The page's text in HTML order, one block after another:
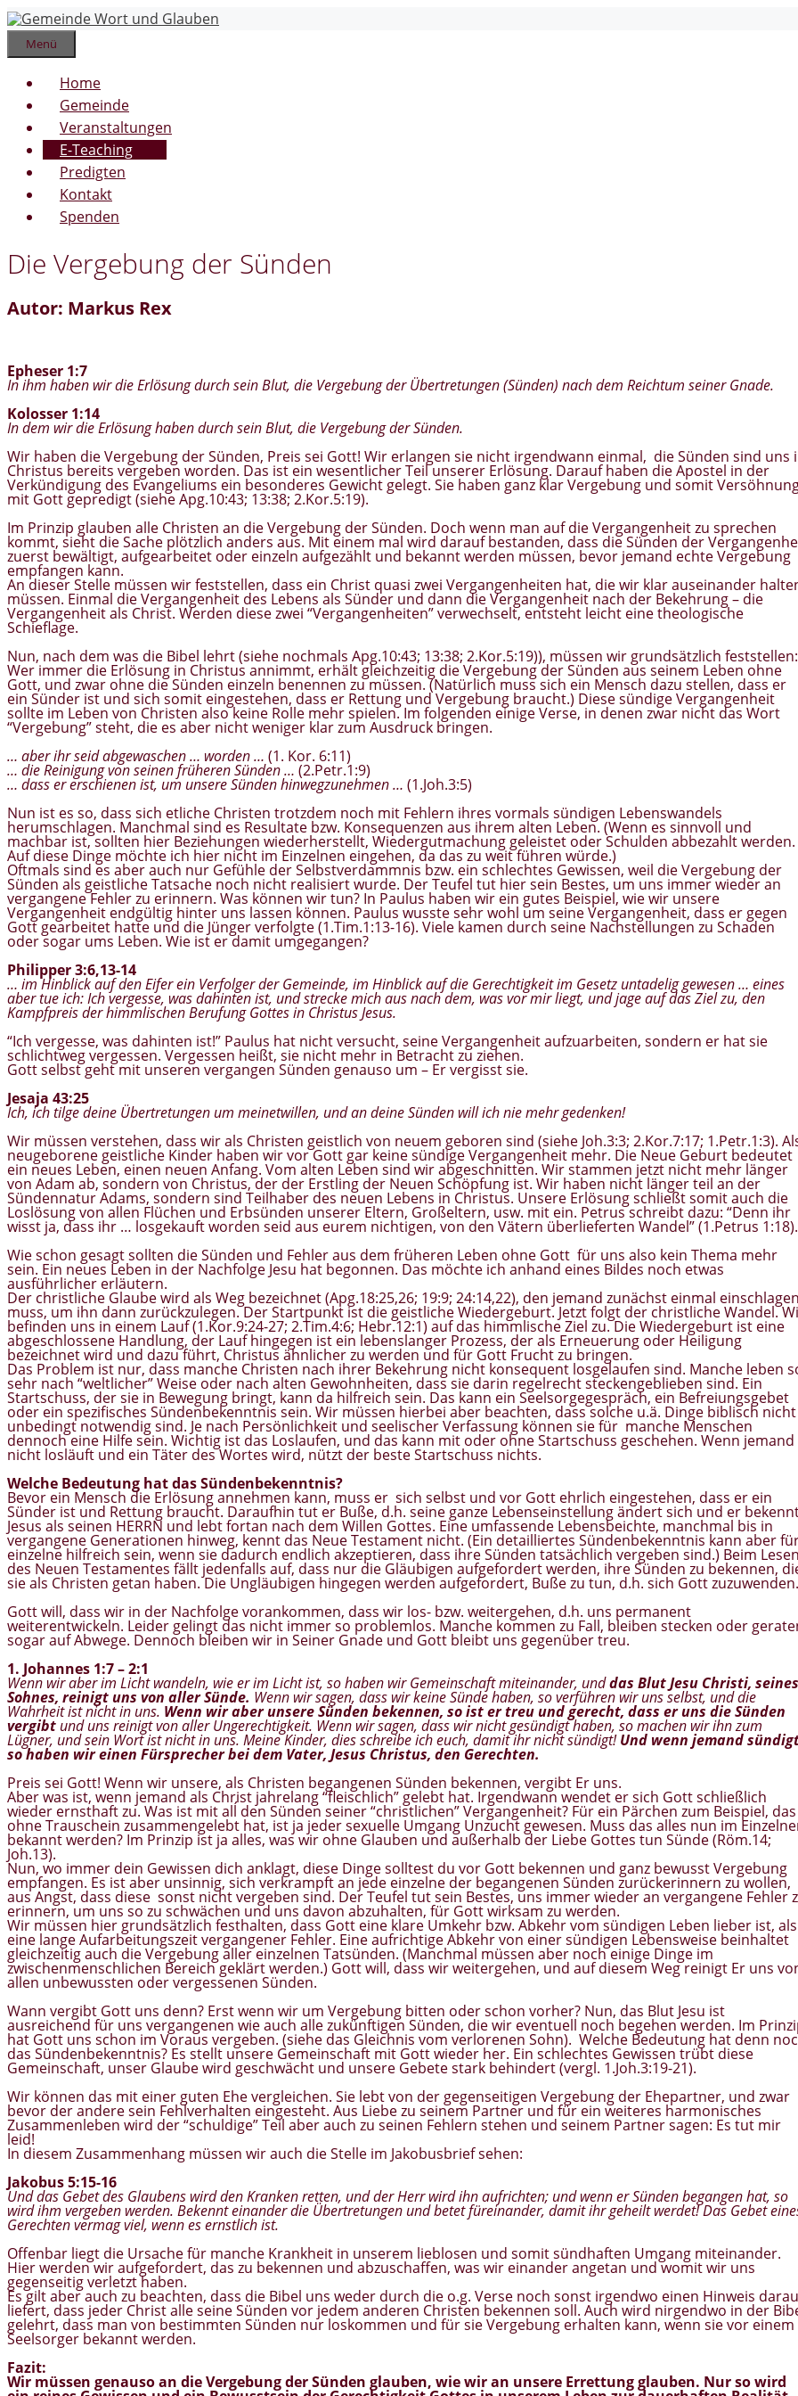
Zum
Inhalt
springen
Menü
Home
Gemeinde
Veranstaltungen
E-Teaching
Predigten
Kontakt
Spenden
Die Vergebung der Sünden
Autor: Markus Rex
Epheser 1:7
In ihm haben wir die Erlösung durch sein Blut, die Vergebung der Übertretungen (Sünden) nach dem Reichtum seiner Gnade.
Kolosser 1:14
In dem wir die Erlösung haben durch sein Blut, die Vergebung der Sünden.
Wir haben die Vergebung der Sünden, Preis sei Gott! Wir erlangen sie nicht irgendwann einmal, die Sünden sind uns
Christus bereits vergeben worden. Das ist ein wesentlicher Teil unserer Erlösung. Darauf haben die Apostel in der
Verkündigung des Evangeliums ein besonderes Gewicht gelegt. Sie haben ganz klar Vergebung und somit
mit Gott gepredigt (siehe Apg.10:43; 13:38; 2.Kor.5:19).
Im Prinzip glauben alle Christen an die Vergebung der Sünden. Doch wenn man auf die Vergangenheit zu sprechen
kommt, sieht die Sache plötzlich anders aus. Mit einem mal wird darauf bestanden, dass die Sünden der
zuerst bewältigt, aufgearbeitet oder einzeln aufgezählt und bekannt werden müssen, bevor jemand echte Vergebung
empfangen kann.
An dieser Stelle müssen wir feststellen, dass ein Christ quasi zwei Vergangenheiten hat, die wir klar auseinander
müssen. Einmal die Vergangenheit des Lebens als Sünder und dann die Vergangenheit nach der Bekehrung – die
Vergangenheit als Christ. Werden diese zwei “Vergangenheiten” verwechselt, entsteht leicht eine theologische
Schieflage.
Nun, nach dem was die Bibel lehrt (siehe nochmals Apg.10:43; 13:38; 2.Kor.5:19)), müssen wir grundsätzlich feststellen:
Wer immer die Erlösung in Christus annimmt, erhält gleichzeitig die Vergebung der Sünden aus seinem Leben ohne
Gott, und zwar ohne die Sünden einzeln benennen zu müssen. (Natürlich muss sich ein Mensch dazu stellen, dass er
ein Sünder ist und sich somit eingestehen, dass er Rettung und Vergebung braucht.) Diese sündige Vergangenheit
sollte im Leben von Christen also keine Rolle mehr spielen. Im folgenden einige Verse, in denen zwar nicht das Wort
“Vergebung” steht, die es aber nicht weniger klar zum Ausdruck bringen.
… aber ihr seid abgewaschen … worden … (1. Kor. 6:11)
… die Reinigung von seinen früheren Sünden … (2.Petr.1:9)
… dass er erschienen ist, um unsere Sünden hinwegzunehmen … (1.Joh.3:5)
Nun ist es so, dass sich etliche Christen trotzdem noch mit Fehlern ihres vormals sündigen Lebenswandels
herumschlagen. Manchmal sind es Resultate bzw. Konsequenzen aus ihrem alten Leben. (Wenn es sinnvoll und
machbar ist, sollten hier Beziehungen wiederherstellt, Wiedergutmachung geleistet oder Schulden abbezahlt werden.
Auf diese Dinge möchte ich hier nicht im Einzelnen eingehen, da das zu weit führen würde.)
Oftmals sind es aber auch nur Gefühle der Selbstverdammnis bzw. ein schlechtes Gewissen, weil die Vergebung der
Sünden als geistliche Tatsache noch nicht realisiert wurde. Der Teufel tut hier sein Bestes, um uns immer wieder an
vergangene Fehler zu erinnern. Was können wir tun? In Paulus haben wir ein gutes Beispiel, wie wir unsere
Vergangenheit endgültig hinter uns lassen können. Paulus wusste sehr wohl um seine Vergangenheit, dass er gegen
Gott gearbeitet hatte und die Jünger verfolgte (1.Tim.1:13-16). Viele kamen durch seine Nachstellungen zu Schaden
oder sogar ums Leben. Wie ist er damit umgegangen?
Philipper 3:6,13-14
… im Hinblick auf den Eifer ein Verfolger der Gemeinde, im Hinblick auf die Gerechtigkeit im Gesetz untadelig gewesen … eines
aber tue ich: Ich vergesse, was dahinten ist, und strecke mich aus nach dem, was vor mir liegt, und jage auf das Ziel zu, den
Kampfpreis der himmlischen Berufung Gottes in Christus Jesus.
“Ich vergesse, was dahinten ist!” Paulus hat nicht versucht, seine Vergangenheit aufzuarbeiten, sondern er hat sie
schlichtweg vergessen. Vergessen heißt, sie nicht mehr in Betracht zu ziehen.
Gott selbst geht mit unseren vergangen Sünden genauso um – Er vergisst sie.
Jesaja 43:25
Ich, ich tilge deine Übertretungen um meinetwillen, und an deine Sünden will ich nie mehr gedenken!
Wir müssen verstehen, dass wir als Christen geistlich von neuem geboren sind (siehe Joh.3:3; 2.Kor.7:17; 1.Petr.1:3).
neugeborene geistliche Kinder haben wir vor Gott gar keine sündige Vergangenheit mehr. Die Neue Geburt bedeutet
ein neues Leben, einen neuen Anfang. Vom alten Leben sind wir abgeschnitten. Wir stammen jetzt nicht mehr länger
von Adam ab, sondern von Christus, der der Erstling der Neuen Schöpfung ist. Wir haben nicht länger teil an der
Sündennatur Adams, sondern sind Teilhaber des neuen Lebens in Christus. Unsere Erlösung schließt somit auch die
Loslösung von allen Flüchen und Erbsünden unserer Eltern, Großeltern, usw. mit ein. Petrus schreibt dazu: “Denn ihr
wisst ja, dass ihr … losgekauft worden seid aus eurem nichtigen, von den Vätern überlieferten Wandel” (1.Petrus 1:18).
Wie schon gesagt sollten die Sünden und Fehler aus dem früheren Leben ohne Gott für uns also kein Thema mehr
sein. Ein neues Leben in der Nachfolge Jesu hat begonnen. Das möchte ich anhand eines Bildes noch etwas
ausführlicher erläutern.
Der christliche Glaube wird als Weg bezeichnet (Apg.18:25,26; 19:9; 24:14,22), den jemand zunächst einmal einschlagen
muss, um ihn dann zurückzulegen. Der Startpunkt ist die geistliche Wiedergeburt. Jetzt folgt der christliche Wandel.
befinden uns in einem Lauf (1.Kor.9:24-27; 2.Tim.4:6; Hebr.12:1) auf das himmlische Ziel zu. Die Wiedergeburt ist eine
abgeschlossene Handlung, der Lauf hingegen ist ein lebenslanger Prozess, der als Erneuerung oder Heiligung
bezeichnet wird und dazu führt, Christus ähnlicher zu werden und für Gott Frucht zu bringen.
Das Problem ist nur, dass manche Christen nach ihrer Bekehrung nicht konsequent losgelaufen sind. Manche leben
sehr nach “weltlicher” Weise oder nach alten Gewohnheiten, dass sie darin regelrecht steckengeblieben sind. Ein
Startschuss, der sie in Bewegung bringt, kann da hilfreich sein. Das kann ein Seelsorgegespräch, ein Befreiungsgebet
oder ein spezifisches Sündenbekenntnis sein. Wir müssen hierbei aber beachten, dass solche u.ä. Dinge biblisch nicht
unbedingt notwendig sind. Je nach Persönlichkeit und seelischer Verfassung können sie für manche Menschen
dennoch eine Hilfe sein. Wichtig ist das Loslaufen, und das kann mit oder ohne Startschuss geschehen. Wenn jemand
nicht losläuft und ein Täter des Wortes wird, nützt der beste Startschuss nichts.
Welche Bedeutung hat das Sündenbekenntnis?
Bevor ein Mensch die Erlösung annehmen kann, muss er sich selbst und vor Gott ehrlich eingestehen, dass er ein
Sünder ist und Rettung braucht. Daraufhin tut er Buße, d.h. seine ganze Lebenseinstellung ändert sich und er
Jesus als seinen HERRN und lebt fortan nach dem Willen Gottes. Eine umfassende Lebensbeichte, manchmal bis in
vergangene Generationen hinweg, kennt das Neue Testament nicht. (Ein detailliertes Sündenbekenntnis kann aber
einzelne hilfreich sein, wenn sie dadurch endlich akzeptieren, dass ihre Sünden tatsächlich vergeben sind.) Beim Lesen
des Neuen Testamentes fällt jedenfalls auf, dass nur die Gläubigen aufgefordert werden, ihre Sünden zu bekennen,
sie als Christen getan haben. Die Ungläubigen hingegen werden aufgefordert, Buße zu tun, d.h. sich Gott zuzuwenden.
Gott will, dass wir in der Nachfolge vorankommen, dass wir los- bzw. weitergehen, d.h. uns permanent
weiterentwickeln. Leider gelingt das nicht immer so problemlos. Manche kommen zu Fall, bleiben stecken oder
sogar auf Abwege. Dennoch bleiben wir in Seiner Gnade und Gott bleibt uns gegenüber treu.
1. Johannes 1:7 – 2:1
Wenn wir aber im Licht wandeln, wie er im Licht ist, so haben wir Gemeinschaft miteinander, unddas Blut Jesu Christi, seines
Sohnes, reinigt uns von aller Sünde. Wenn wir sagen, dass wir keine Sünde haben, so verführen wir uns selbst, und die
Wahrheit ist nicht in uns. Wenn wir aber unsere Sünden bekennen, so ist er treu und gerecht, dass er uns die Sünden
vergibt und uns reinigt von aller Ungerechtigkeit. Wenn wir sagen, dass wir nicht gesündigt haben, so machen wir ihn zum
Lügner, und sein Wort ist nicht in uns. Meine Kinder, dies schreibe ich euch, damit ihr nicht sündigt!Und wenn jemand
so haben wir einen Fürsprecher bei dem Vater, Jesus Christus, den Gerechten.
Preis sei Gott! Wenn wir unsere, als Christen begangenen Sünden bekennen, vergibt Er uns.
Aber was ist, wenn jemand als Christ jahrelang “fleischlich” gelebt hat. Irgendwann wendet er sich Gott schließlich
wieder ernsthaft zu. Was ist mit alĺ den Sünden seiner “christlichen” Vergangenheit? Für ein Pärchen zum Beispiel, das
ohne Trauschein zusammengelebt hat, ist ja jeder sexuelle Umgang Unzucht gewesen. Muss das alles nun im
bekannt werden? Im Prinzip ist ja alles, was wir ohne Glauben und außerhalb der Liebe Gottes tun Sünde (Röm.14;
Joh.13).
Nun, wo immer dein Gewissen dich anklagt, diese Dinge solltest du vor Gott bekennen und ganz bewusst Vergebung
empfangen. Es ist aber unsinnig, sich verkrampft an jede einzelne der begangenen Sünden zurückerinnern zu wollen,
aus Angst, dass diese sonst nicht vergeben sind. Der Teufel tut sein Bestes, uns immer wieder an vergangene Fehler
erinnern, um uns so zu schwächen und uns davon abzuhalten, für Gott wirksam zu werden.
Wir müssen hier grundsätzlich festhalten, dass Gott eine klare Umkehr bzw. Abkehr vom sündigen Leben lieber ist, als
eine lange Aufarbeitungszeit vergangener Fehler. Eine aufrichtige Abkehr von einer sündigen Lebensweise beinhaltet
gleichzeitig auch die Vergebung aller einzelnen Tatsünden. (Manchmal müssen aber noch einige Dinge im
zwischenmenschlichen Bereich geklärt werden.) Gott will, dass wir weitergehen, und auf diesem Weg reinigt Er uns
allen unbewussten oder vergessenen Sünden.
Wann vergibt Gott uns denn? Erst wenn wir um Vergebung bitten oder schon vorher? Nun, das Blut Jesu ist
ausreichend für uns vergangenen wie auch alle zukünftigen Sünden, die wir eventuell noch begehen werden. Im
hat Gott uns schon im Voraus vergeben. (siehe das Gleichnis vom verlorenen Sohn). Welche Bedeutung hat denn
das Sündenbekenntnis? Es stellt unsere Gemeinschaft mit Gott wieder her. Ein schlechtes Gewissen trübt diese
Gemeinschaft, unser Glaube wird geschwächt und unsere Gebete stark behindert (vergl. 1.Joh.3:19-21).
Wir können das mit einer guten Ehe vergleichen. Sie lebt von der gegenseitigen Vergebung der Ehepartner, und zwar
bevor der andere sein Fehlverhalten eingesteht. Aus Liebe zu seinem Partner und für ein weiteres harmonisches
Zusammenleben wird der “schuldige” Teil aber auch zu seinen Fehlern stehen und seinem Partner sagen: Es tut mir
leid!
In diesem Zusammenhang müssen wir auch die Stelle im Jakobusbrief sehen:
Jakobus 5:15-16
Und das Gebet des Glaubens wird den Kranken retten, und der Herr wird ihn aufrichten; und wenn er Sünden begangen hat, so
wird ihm vergeben werden. Bekennt einander die Übertretungen und betet füreinander, damit ihr geheilt werdet! Das Gebet
Gerechten vermag viel, wenn es ernstlich ist.
Offenbar liegt die Ursache für manche Krankheit in unserem lieblosen und somit sündhaften Umgang miteinander.
Hier werden wir aufgefordert, das zu bekennen und abzuschaffen, was wir einander angetan und womit wir uns
gegenseitig verletzt haben.
Es gilt aber auch zu beachten, dass die Bibel uns weder durch die o.g. Verse noch sonst irgendwo einen Hinweis
liefert, dass jeder Christ alle seine Sünden vor jedem anderen Christen bekennen soll. Auch wird nirgendwo in der
gelehrt, dass man von bestimmten Sünden nur loskommen und für sie Vergebung erhalten kann, wenn sie vor einem
Seelsorger bekannt werden.
Fazit:
Wir müssen genauso an die Vergebung der Sünden glauben, wie wir an unsere Errettung glauben. Nur so wird